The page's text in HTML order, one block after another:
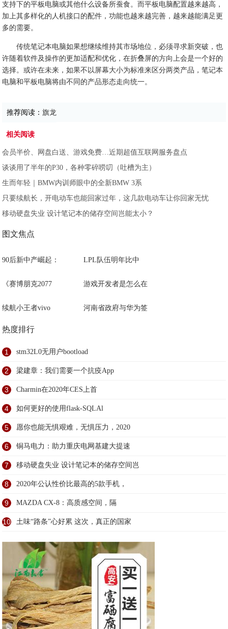
支持下的平板电脑或其他什么设备所蚕食。而平板电脑配置越来越高，
加上其多样化的人机接口的配件，功能也越来越完善，越来越能满足更
多的需要。
传统笔记本电脑如果想继续维持其市场地位，必须寻求新突破，也
许随着软件及操作的更加适配和优化，在折叠屏的方向上会是一个好的
选择。或许在未来，如果不以屏幕大小为标准来区分两类产品，笔记本
电脑和平板电脑将由不同的产品形态走向统一。
推荐阅读：旗龙
相关阅读
会员半价、网盘白送、游戏免费…近期超值互联网服务盘点
谈谈用了半年的P30，各种零碎唠叨（吐槽为主）
生而年轻｜BMW内训师眼中的全新BMW 3系
只要续航长，开电动车也能回家过年，这几款电动车让你回家无忧
移动硬盘失业 设计笔记本的储存空间岂能太小？
图文焦点
90后新中产崛起： LPL队伍明年比中
《赛博朋克2077 游戏开发者是怎么在
续航小王者vivo 河南省政府与华为签
热度排行
1 stm32L0无用户bootload
2 梁建章：我们需要一个抗疫App
3 Charmin在2020年CES上首
4 如何更好的使用flask-SQLAl
5 愿你也能无惧艰难，无惧压力，2020
6 铜马电力：助力重庆电网基建大提速
7 移动硬盘失业 设计笔记本的储存空间岂
8 2020年公认性价比最高的5款手机，
9 MAZDA CX-8：高质感空间，隔
10 土味“路条”心好累 这次，真正的国家